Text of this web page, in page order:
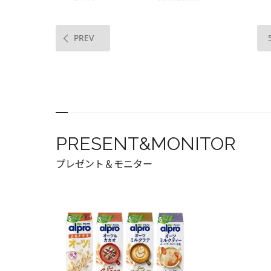
PREV
PRESENT&MONITOR
プレゼント＆モニター